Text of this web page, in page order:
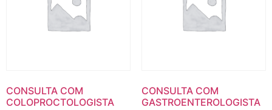
CONSULTA COM
COLOPROCTOLOGISTA
CONSULTA COM
GASTROENTEROLOGISTA